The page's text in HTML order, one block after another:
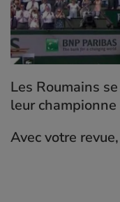
Les Roumains
leur championne
Avec votre